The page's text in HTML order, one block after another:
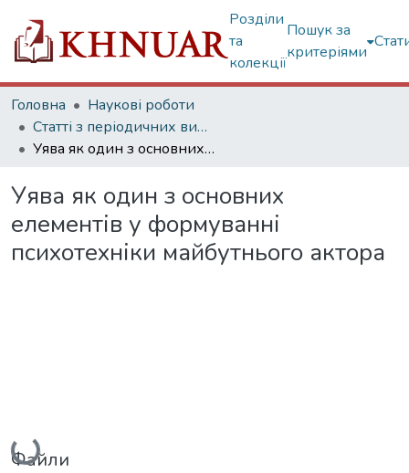
Розділи
та
колекції
Пошук за
критеріями
Головна
Наукові роботи
Статті з періодичних видань
Уява як один з основних елементів у формуванні психотехніки майбутнього актора
Уява як один з основних
елементів у формуванні
психотехніки майбутнього актора
Вантажиться...
Файли